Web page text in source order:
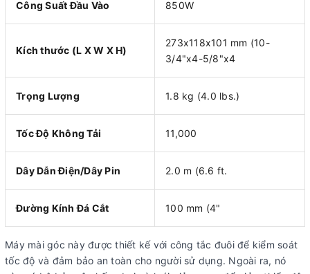
Công Suất Đầu Vào 850W
Kích thước (L X W X H)
273x118x101 mm (10-
3/4"x4-5/8"x4
Trọng Lượng 1.8 kg (4.0 lbs.)
Tốc Độ Không Tải 11,000
Dây Dẫn Điện/Dây Pin 2.0 m (6.6 ft.
Đường Kính Đá Cắt 100 mm (4"
Máy mài góc này được thiết kế với công tắc đuôi để kiểm soát
tốc độ và đảm bảo an toàn cho người sử dụng. Ngoài ra, nó